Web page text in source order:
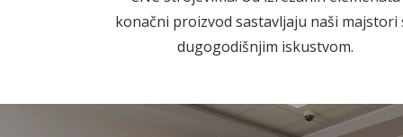
Građevinski
materijali
Vodomaterijal
konačni proizvod sastavljaju naši majstori
dugogodišnjim iskustvom.